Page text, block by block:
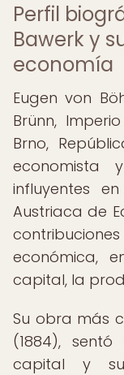
Perfil
Bawerk y
economía
Eugen von
Brünn,
Brno,
influyentes
Austriaca de
económica,
capital, la
Su obra más
(1884),
capital y